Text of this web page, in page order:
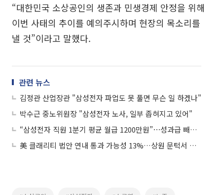
“대한민국 소상공인의 생존과 민생경제 안정을 위해
이번 사태의 추이를 예의주시하며 현장의 목소리를
낼 것”이라고 말했다.
관련 뉴스
김정관 산업장관 "삼성전자 파업도 못 풀면 무슨 일 하겠나"
박수근 중노위원장 "삼성전자 노사, 일부 좁혀지고 있어"
“삼성전자 직원 1분기 평균 월급 1200만원”⋯성과급 빼도 연봉 1.4억
美 클래리티 법안 연내 통과 가능성 13%…상원 문턱서 제동